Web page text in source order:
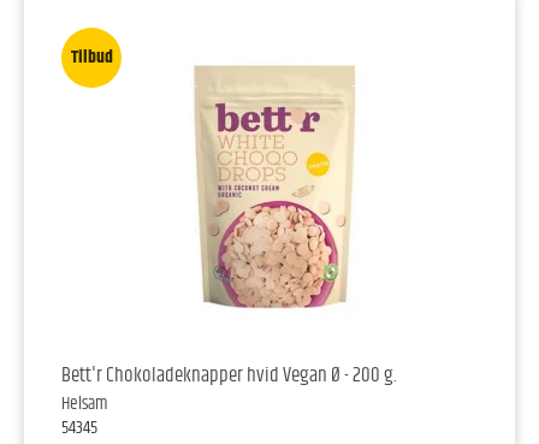
Tilbud
Bett'r Chokoladeknapper hvid Vegan Ø - 200 g.
Helsam
54345